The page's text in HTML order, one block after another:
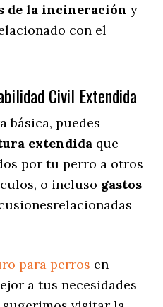
de la incineración y
con el
Civil Extendida
básica, puedes
extendida que
por tu perro a otros
o incluso gastos
para perros en
a tus necesidades